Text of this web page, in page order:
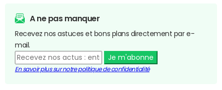
A ne pas manquer
Recevez nos astuces et bons plans directement par e-
mail.
Je m'abonne
En savoir plus sur notre politique de confidentialité